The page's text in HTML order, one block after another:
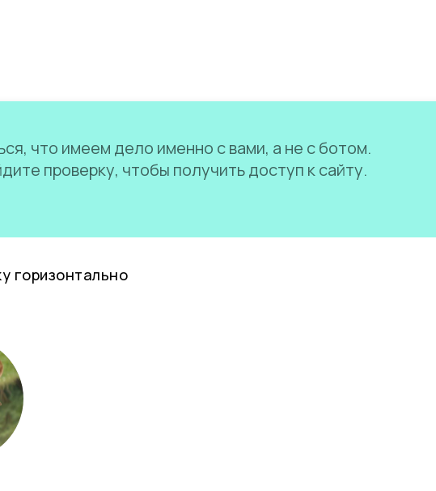
что имеем дело именно с вами, а не с ботом.
проверку, чтобы получить доступ к сайту.
горизонтально